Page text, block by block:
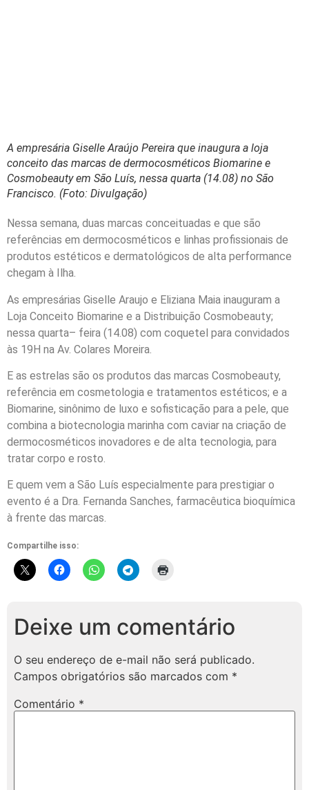
A empresária Giselle Araújo Pereira que inaugura a loja
conceito das marcas de dermocosméticos Biomarine e
Cosmobeauty em São Luís, nessa quarta (14.08) no São
Francisco. (Foto: Divulgação)
Nessa semana, duas marcas conceituadas e que são
referências em dermocosméticos e linhas profissionais de
produtos estéticos e dermatológicos de alta performance
chegam à Ilha.
As empresárias Giselle Araujo e Eliziana Maia inauguram a
Loja Conceito Biomarine e a Distribuição Cosmobeauty;
nessa quarta– feira (14.08) com coquetel para convidados
às 19H na Av. Colares Moreira.
E as estrelas são os produtos das marcas Cosmobeauty,
referência em cosmetologia e tratamentos estéticos; e a
Biomarine, sinônimo de luxo e sofisticação para a pele, que
combina a biotecnologia marinha com caviar na criação de
dermocosméticos inovadores e de alta tecnologia, para
tratar corpo e rosto.
E quem vem a São Luís especialmente para prestigiar o
evento é a Dra. Fernanda Sanches, farmacêutica bioquímica
à frente das marcas.
Compartilhe isso:
Deixe um comentário
O seu endereço de e-mail não será publicado.
Campos obrigatórios são marcados com *
Comentário *